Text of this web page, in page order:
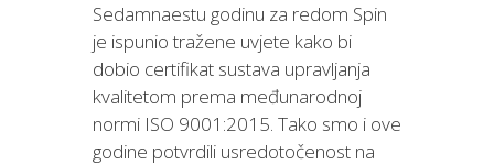
Sedamnaestu godinu za redom Spin
je ispunio tražene uvjete kako bi
dobio certifikat sustava upravljanja
kvalitetom prema međunarodnoj
normi ISO 9001:2015. Tako smo i ove
godine potvrdili usredotočenost na